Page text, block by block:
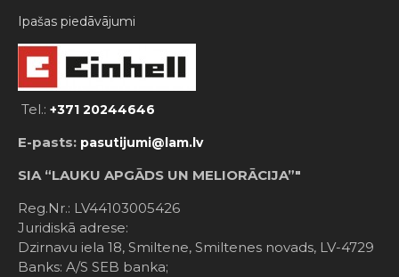
Ipašas piedāvājumi
Tel.: +371 20244646
E-pasts: pasutijumi@lam.lv
SIA “LAUKU APGĀDS UN MELIORĀCIJA”"
Reg.Nr.: LV44103005426
Juridiskā adrese:
Dzirnavu iela 18, Smiltene, Smiltenes novads, LV-4729
Banks: A/S SEB banka;